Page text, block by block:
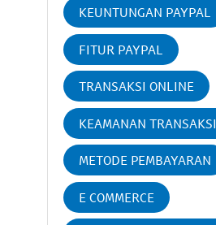
KEUNTUNGAN PAYPAL
FITUR PAYPAL
TRANSAKSI ONLINE
KEAMANAN TRANSAKSI
METODE PEMBAYARAN
E COMMERCE